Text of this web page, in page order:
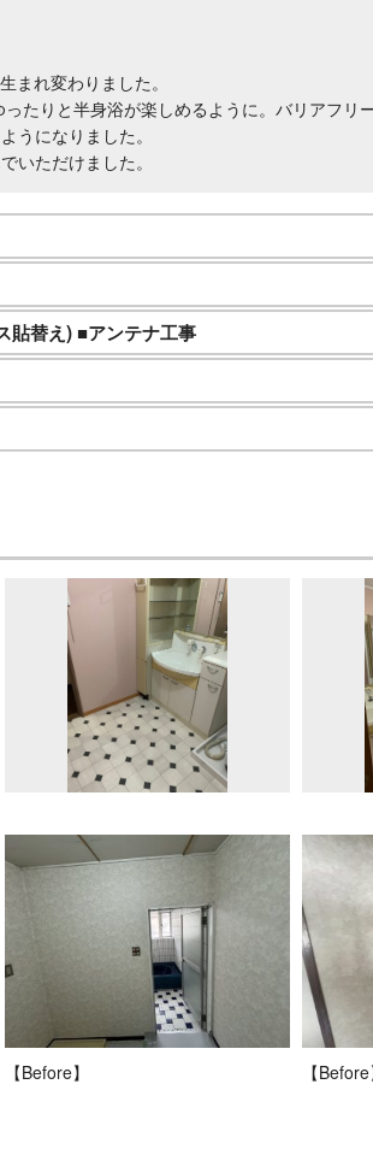
まれ変わりました。
たりと半身浴が楽しめるように。バリアフリ
うになりました。
いただけました。
貼替え) ■アンテナ工事
【Before】 【Before